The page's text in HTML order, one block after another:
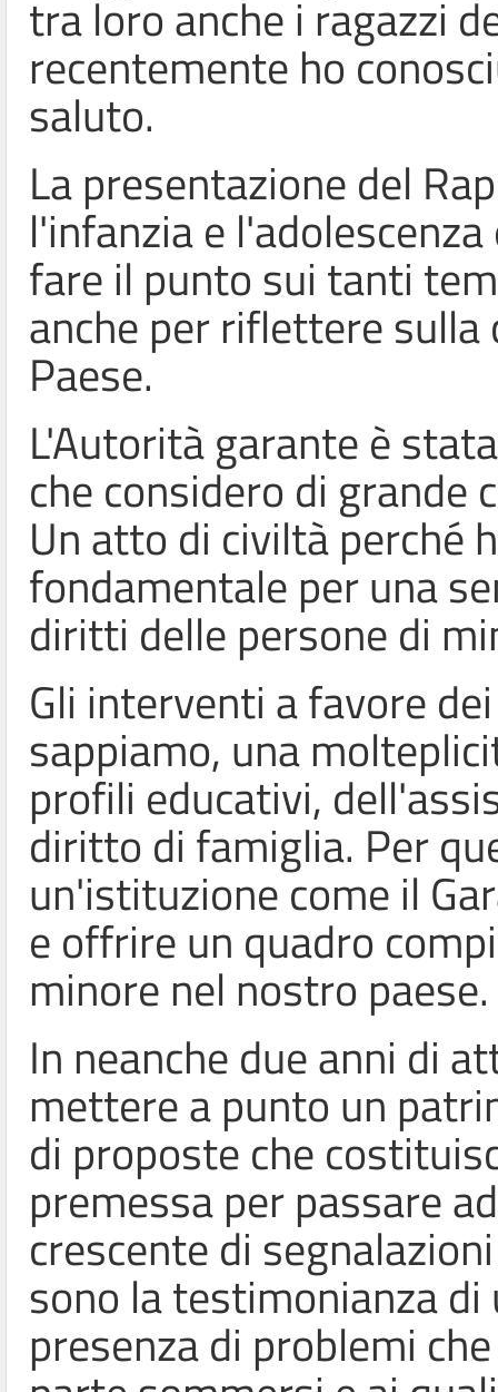
tra loro anche i ragazzi
recentemente ho
saluto.
La presentazione del
l'infanzia e
fare il punto sui tanti
anche per riflettere
Paese.
L'Autorità garante è
che considero di grande
Un atto di civiltà perché
fondamentale per una
diritti delle persone di
Gli interventi a favore
sappiamo, una
profili educativi,
diritto di famiglia. Per
un'istituzione come il
e offrire un quadro
minore nel nostro paese.
In neanche due anni di
mettere a punto un
di proposte che
premessa per passare
crescente di
sono la testimonianza
presenza di problemi